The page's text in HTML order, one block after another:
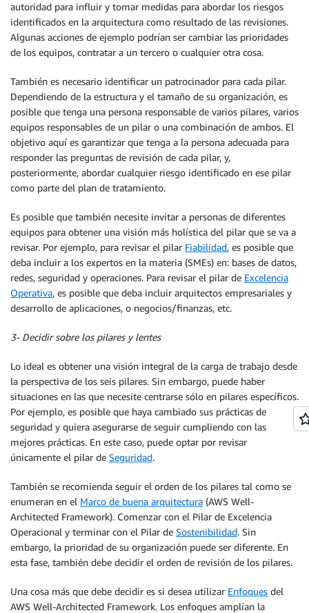
autoridad para influir y tomar medidas para abordar los riesgos
identificados en la arquitectura como resultado de las revisiones.
Algunas acciones de ejemplo podrían ser cambiar las prioridades
de los equipos, contratar a un tercero o cualquier otra cosa.
También es necesario identificar un patrocinador para cada pilar.
Dependiendo de la estructura y el tamaño de su organización, es
posible que tenga una persona responsable de varios pilares, varios
equipos responsables de un pilar o una combinación de ambos. El
objetivo aquí es garantizar que tenga a la persona adecuada para
responder las preguntas de revisión de cada pilar, y,
posteriormente, abordar cualquier riesgo identificado en ese pilar
como parte del plan de tratamiento.
Es posible que también necesite invitar a personas de diferentes
equipos para obtener una visión más holística del pilar que se va a
revisar. Por ejemplo, para revisar el pilar Fiabilidad, es posible que
deba incluir a los expertos en la materia (SMEs) en: bases de datos,
redes, seguridad y operaciones. Para revisar el pilar de Excelencia
Operativa, es posible que deba incluir arquitectos empresariales y
desarrollo de aplicaciones, o negocios/finanzas, etc.
3- Decidir sobre los pilares y lentes
Lo ideal es obtener una visión integral de la carga de trabajo desde
la perspectiva de los seis pilares. Sin embargo, puede haber
situaciones en las que necesite centrarse sólo en pilares específicos.
Por ejemplo, es posible que haya cambiado sus prácticas de
seguridad y quiera asegurarse de seguir cumpliendo con las
mejores prácticas. En este caso, puede optar por revisar
únicamente el pilar de Seguridad.
También se recomienda seguir el orden de los pilares tal como se
enumeran en el Marco de buena arquitectura (AWS Well-
Architected Framework). Comenzar con el Pilar de Excelencia
Operacional y terminar con el Pilar de Sostenibilidad. Sin
embargo, la prioridad de su organización puede ser diferente. En
esta fase, también debe decidir el orden de revisión de los pilares.
Una cosa más que debe decidir es si desea utilizar Enfoques del
AWS Well-Architected Framework. Los enfoques amplían la